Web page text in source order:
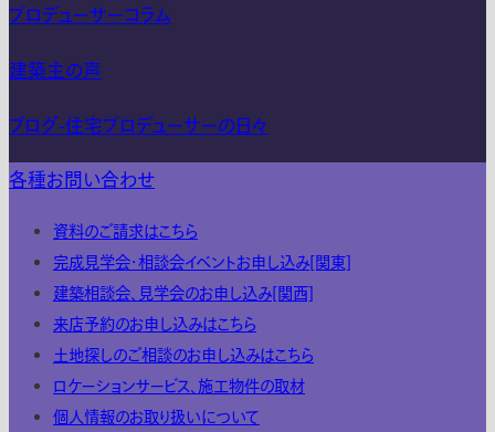
プロデューサーコラム
建築主の声
ブログ-住宅プロデューサーの日々
各種お問い合わせ
資料のご請求はこちら
完成見学会・相談会イベントお申し込み[関東]
建築相談会、見学会のお申し込み[関西]
来店予約のお申し込みはこちら
土地探しのご相談のお申し込みはこちら
ロケーションサービス、施工物件の取材
個人情報のお取り扱いについて